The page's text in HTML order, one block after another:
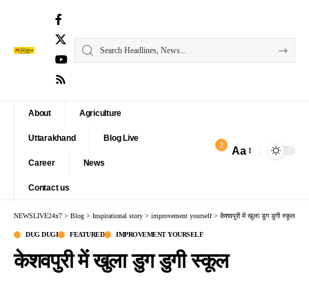
About Agriculture
Uttarakhand Blog Live
Career News
Contact us
2 Aa
NEWSLIVE24x7 > Blog > Inspirational story > improvement yourself> केशवपुरी में खुला डुग डुगी स्कूल
DUG DUGI FEATURED IMPROVEMENT YOURSELF
केशवपुरी में खुला डुग डुगी स्कूल